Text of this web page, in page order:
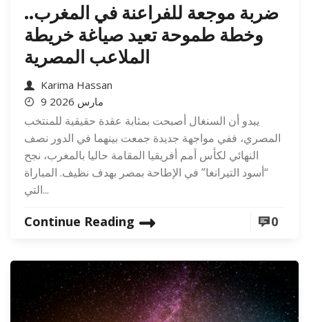
ضربة موجعة للفراعنة في المغرب..
وخطة طموحة تعيد صياغة خريطة
الملاعب المصرية
Karima Hassan
9 مارس 2026
يبدو أن السنغال أصبحت بمثابة عقدة حقيقية للمنتخب
المصري، ففي مواجهة جديدة جمعت بينهما في الدور نصف
النهائي لكأس أمم أفريقيا المقامة حاليا بالمغرب، نجح
“أسود التيرانغا” في الإطاحة بمصر بهدف نظيف. المباراة
التي...
Continue Reading 0